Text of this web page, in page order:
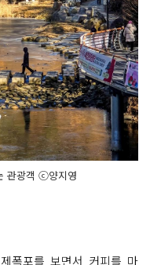
관광객 ⓒ양지영
폭포를 보면서 커피를 마